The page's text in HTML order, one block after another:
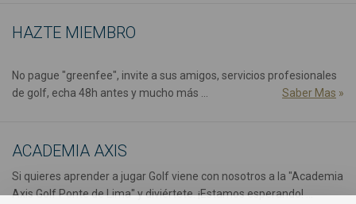
HAZTE MIEMBRO
No pague "greenfee", invite a sus amigos, servicios profesionales
de golf, echa 48h antes y mucho más ...
Saber Mas »
ACADEMIA AXIS
Si quieres aprender a jugar Golf viene con nosotros a la "Academia
Axis Golf Ponte de Lima" y diviértete. ¡Estamos esperando! ...